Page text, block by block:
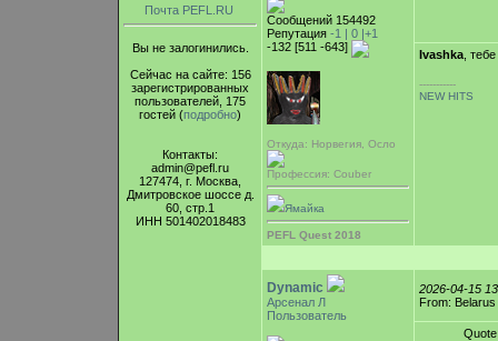
Почта PEFL.RU
Вы не залогинились.
Сейчас на сайте: 156
зарегистрированных
пользователей, 175
гостей (подробно)
Контакты:
admin@pefl.ru
127474, г. Москва,
Дмитровское шоссе д.
60, стр.1
ИНН 501402018483
Сообщений 154492
Репутация -1 | 0 |+1
-132 [511 -643]
Откуда: Норвегия, Осло
Профессия: Couber
Ямайка
PEFL Quest 2018
Ivashka ,
-----------
NEW HITS
Dynamic
Арсенал Л
Пользователь
2026-04-15
From: Belarus
Quote